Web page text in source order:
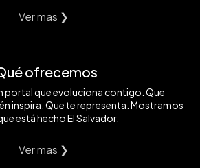
Ver mas ❯
ofrecemos
portal que evoluciona contigo. Que
inspira. Que te representa. Mostramos
está hecho El Salvador.
Ver mas ❯